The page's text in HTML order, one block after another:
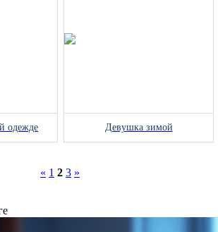
одежде Девушка зимой
« 1 2 3 »